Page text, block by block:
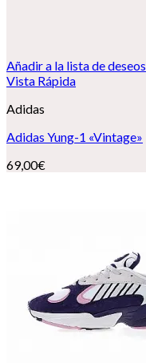
Añadir a la lista de deseos
Vista Rápida
Adidas
Adidas Yung-1 «Vintage»
69,00€